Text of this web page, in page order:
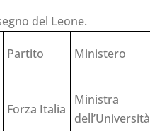
del Leone.
Partito Ministero
Forza Italia
Ministra
dell’Università